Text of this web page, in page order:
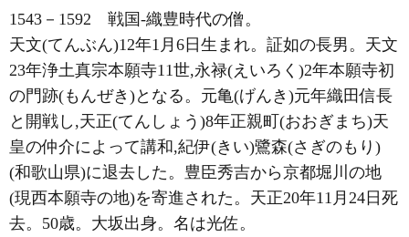
1543－1592 戦国-織豊時代の僧。
天文(てんぶん)12年1月6日生まれ。証如の長男。天文
23年浄土真宗本願寺11世,永禄(えいろく)2年本願寺初
の門跡(もんぜき)となる。元亀(げんき)元年織田信長
と開戦し,天正(てんしょう)8年正親町(おおぎまち)天
皇の仲介によって講和,紀伊(きい)鷺森(さぎのもり)
(和歌山県)に退去した。豊臣秀吉から京都堀川の地
(現西本願寺の地)を寄進された。天正20年11月24日死
去。50歳。大坂出身。名は光佐。